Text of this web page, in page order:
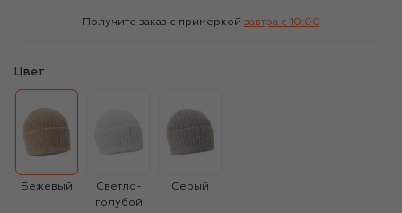
Получите заказ с примеркой завтра c 10:00
Цвет
Бежевый
Светло-
голубой
Серый